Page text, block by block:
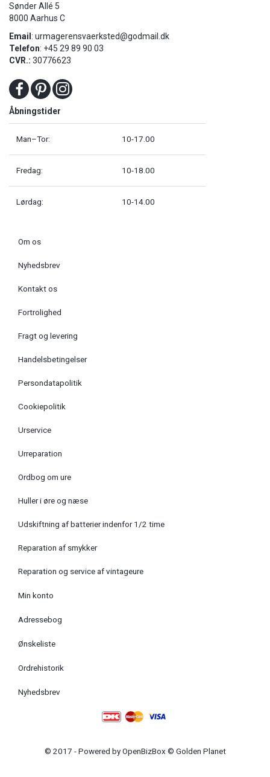
Sønder Allé 5
8000 Aarhus C
Email : urmagerensvaerksted@godmail.dk
Telefon: +45 29 89 90 03
CVR.: 30776623
Åbningstider
Man–Tor: 10-17.00
Fredag: 10-18.00
Lørdag: 10-14.00
Om os
Nyhedsbrev
Kontakt os
Fortrolighed
Fragt og levering
Handelsbetingelser
Persondatapolitik
Cookiepolitik
Urservice
Urreparation
Ordbog om ure
Huller i øre og næse
Udskiftning af batterier indenfor 1/2 time
Reparation af smykker
Reparation og service af vintageure
Min konto
Adressebog
Ønskeliste
Ordrehistorik
Nyhedsbrev
© 2017 - Powered byOpenBizBox © Golden Planet